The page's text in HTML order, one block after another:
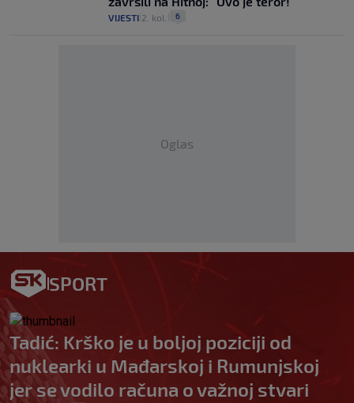
VIJESTI 2. kol. 6
Oglas
SPORT
Tadić: Krško je u boljoj poziciji od
nuklearki u Mađarskoj i Rumunjskoj
jer se vodilo računa o važnoj stvari